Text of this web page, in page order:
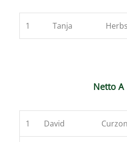
1 Tanja
Netto A
1 David